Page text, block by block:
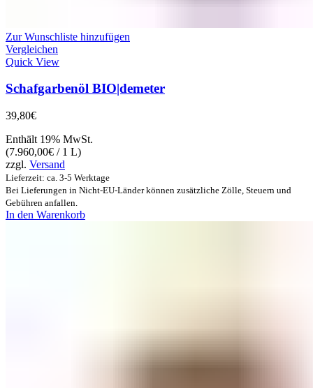
Zur Wunschliste hinzufügen
Vergleichen
Quick View
Schafgarbenöl BIO|demeter
39,80€
Enthält 19% MwSt.
(7.960,00€ / 1 L)
zzgl. Versand
Lieferzeit: ca. 3-5 Werktage
Bei Lieferungen in Nicht-EU-Länder können zusätzliche Zölle, Steuern und
Gebühren anfallen.
In den Warenkorb